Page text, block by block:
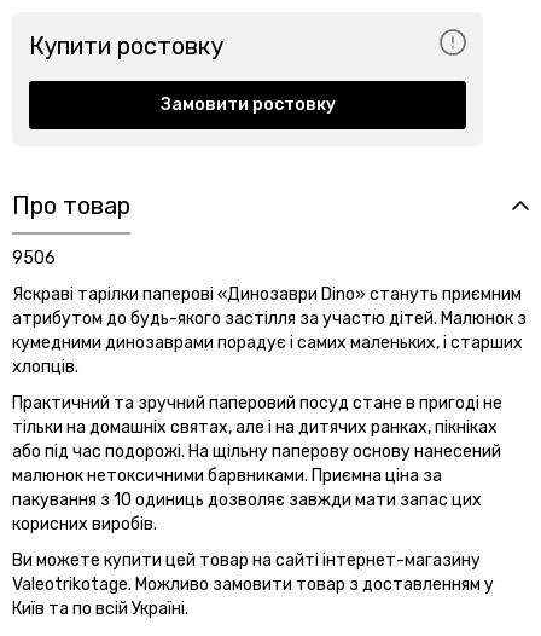
Купити ростовку
Замовити ростовку
Про товар
9506
Яскраві тарілки паперові «Динозаври Dino» стануть приємним
атрибутом до будь-якого застілля за участю дітей. Малюнок з
кумедними динозаврами порадує і самих маленьких, і старших
хлопців.
Практичний та зручний паперовий посуд стане в пригоді не
тільки на домашніх святах, але і на дитячих ранках, пікніках
або під час подорожі. На щільну паперову основу нанесений
малюнок нетоксичними барвниками. Приємна ціна за
пакування з 10 одиниць дозволяє завжди мати запас цих
корисних виробів.
Ви можете купити цей товар на сайті інтернет-магазину
Valeotrikotage. Можливо замовити товар з доставленням у
Київ та по всій Україні.